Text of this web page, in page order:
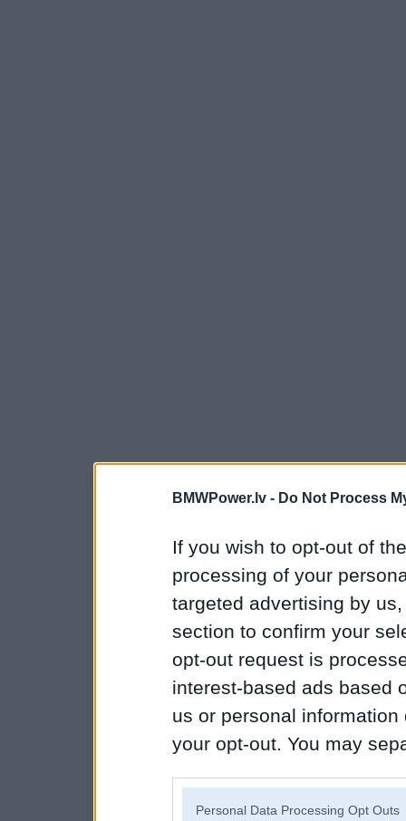
BMWPower.lv - Do Not Process
If you wish to opt-out of
processing of your
targeted advertising by
section to confirm your
opt-out request is
interest-based ads based
us or personal
your opt-out. You may
Personal Data Processing Opt Outs